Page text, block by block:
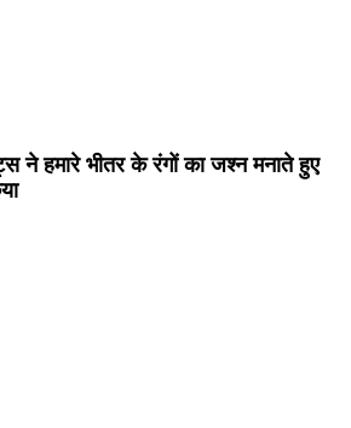
ने हमारे भीतर के रंगों का जश्न मनाते हुए